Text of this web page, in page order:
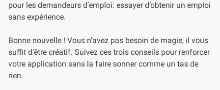
pour les demandeurs d’emploi: essayer d’obtenir un emploi
sans expérience.
Bonne nouvelle ! Vous n’avez pas besoin de magie, il vous
suffit d’être créatif. Suivez ces trois conseils pour renforcer
votre application sans la faire sonner comme un tas de
rien.